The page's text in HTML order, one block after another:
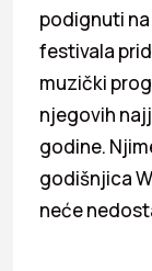
podignuti
festivala
muzički
njegovih
godine.
godišnjica
neće